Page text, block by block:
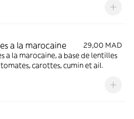
a la marocaine
29,00 MAD
a la marocaine, a base de lentilles
carottes, cumin et ail.